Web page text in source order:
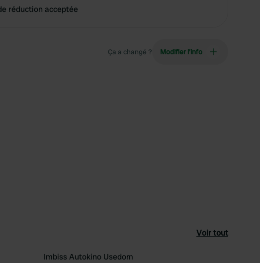
réduction acceptée
Ça a changé ? Modifier l’info
Voir tout
Imbiss Autokino Usedom